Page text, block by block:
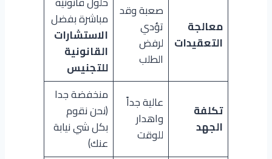
معالجة
التعقيدات
صعبة وقد
تؤدي
لرفض
الطلب
مباشرة بفضل
الاستشارات
القانونية
للتجنيس
تكلفة
الجهد
عالية جداً
واهدار
للوقت
منخفضة جدا
(نحن نقوم
بكل شي نيابة
عنك)